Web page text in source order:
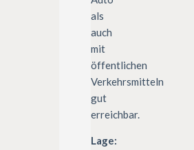
als
auch
mit
öffentlichen
Verkehrsmitteln
gut
erreichbar.
Lage: